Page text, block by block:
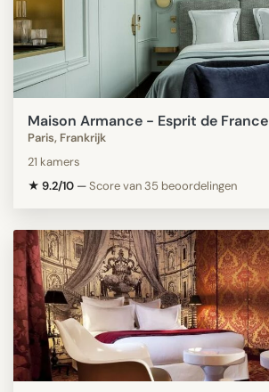
Maison Armance - Esprit de France
Paris, Frankrijk
21 kamers
★ 9.2/10 —Score van 35 beoordelingen